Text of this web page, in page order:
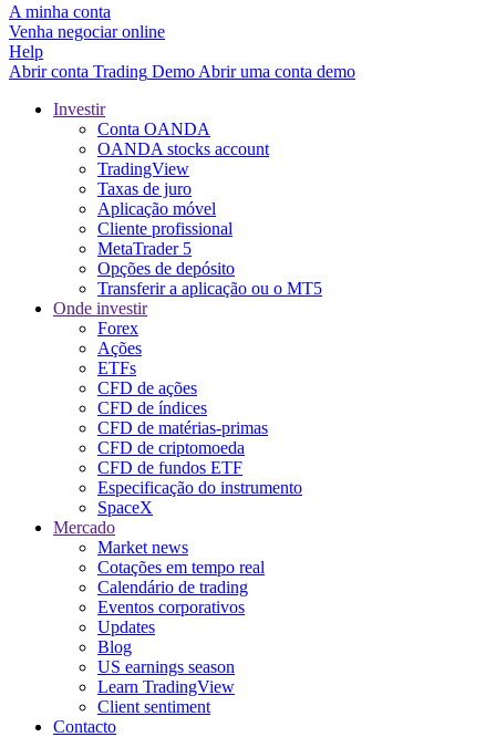
A minha conta
Venha negociar online
Help
Abrir conta Trading Demo Abrir uma conta demo
Investir
Conta OANDA
OANDA stocks account
TradingView
Taxas de juro
Aplicação móvel
Cliente profissional
MetaTrader 5
Opções de depósito
Transferir a aplicação ou o MT5
Onde investir
Forex
Ações
ETFs
CFD de ações
CFD de índices
CFD de matérias-primas
CFD de criptomoeda
CFD de fundos ETF
Especificação do instrumento
SpaceX
Mercado
Market news
Cotações em tempo real
Calendário de trading
Eventos corporativos
Updates
Blog
US earnings season
Learn TradingView
Client sentiment
Contacto